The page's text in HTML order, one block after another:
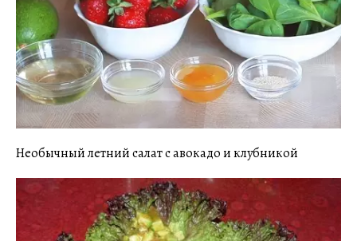
Необычный летний салат с авокадо и клубникой